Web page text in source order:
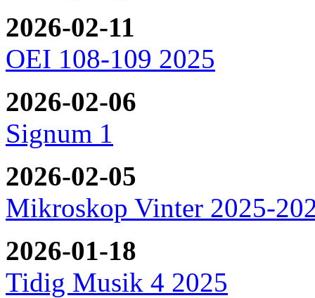
2026-02-11
OEI 108-109 2025
2026-02-06
Signum 1
2026-02-05
Mikroskop Vinter 2025-
2026-01-18
Tidig Musik 4 2025